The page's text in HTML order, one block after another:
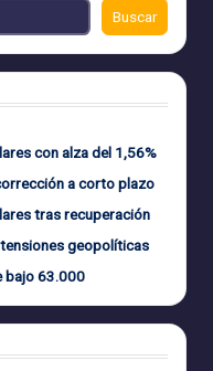
Buscar
con alza del 1,56%
a corto plazo
tras recuperación
geopolíticas
bajo 63.000